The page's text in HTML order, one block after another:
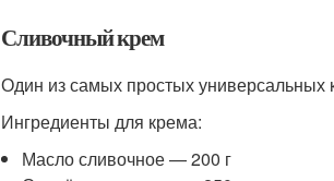
Сливочный крем
Один из самых простых универсальных
Ингредиенты для крема:
Масло сливочное — 200 г